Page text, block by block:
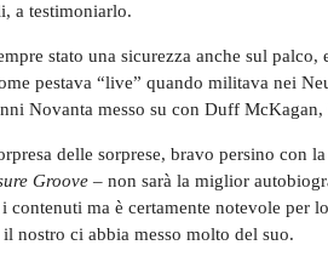
a testimoniarlo.
stato una sicurezza anche sul palco,
pestava “live” quando militava nei
Novanta messo su con Duff McKagan,
delle sorprese, bravo persino con
Groove – non sarà la miglior
contenuti ma è certamente notevole per
il nostro ci abbia messo molto del suo.